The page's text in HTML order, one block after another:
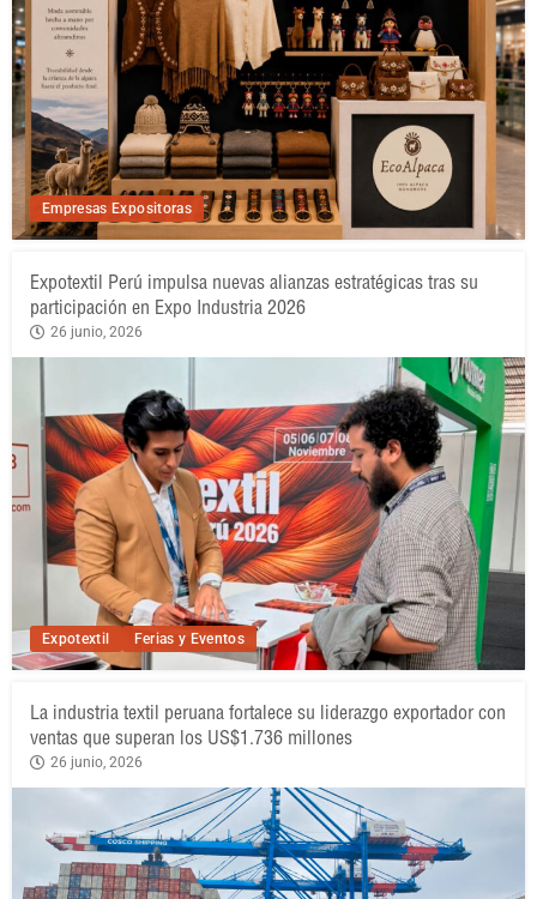
Empresas Expositoras
Expotextil Ferias y Eventos
Expotextil Perú impulsa nuevas alianzas estratégicas tras su
participación en Expo Industria 2026
26 junio, 2026
La industria textil peruana fortalece su liderazgo exportador con
ventas que superan los US$1.736 millones
26 junio, 2026